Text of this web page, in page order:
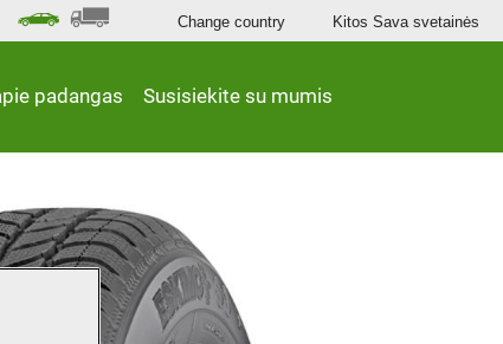
padangas Susisiekite su mumis
Change country Kitos Sava svetainės